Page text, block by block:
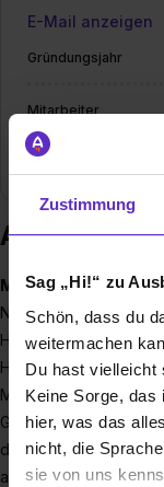
Zustimmung
Sag „Hi!“ zu
Schön, dass du
weitermachen
Du hast vielleicht
Keine Sorge,
hier, was das
nicht, die
sie von uns
E-Mail anzeigen
Gründungsjahr
Mitarbeiter
Branche
Ausbildung
Mit Herzblut dabei.
Nicht nur so ein
Hersteller
Herzklappenrahmen,
Menschenleben.
Gebot. Unser
die es
auszuprobieren gilt.